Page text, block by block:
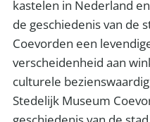
kastelen in Nederland
de geschiedenis van de
Coevorden een
verscheidenheid aan
culturele
Stedelijk Museum